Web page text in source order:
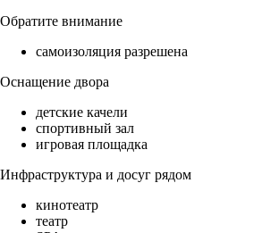
Обратите внимание
самоизоляция разрешена
Оснащение двора
детские качели
спортивный зал
игровая площадка
Инфраструктура и досуг рядом
кинотеатр
театр